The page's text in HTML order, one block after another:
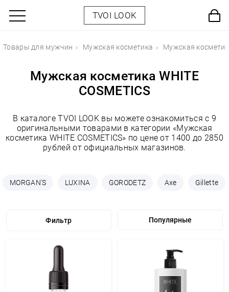
TVOI LOOK
Товары для мужчин Мужская косметика Мужская
Мужская косметика WHITE
COSMETICS
В каталоге TVOI LOOK вы можете ознакомиться с 9
оригинальными товарами в категории «Мужская
косметика WHITE COSMETICS» по цене от 1400 до 2850
рублей от официальных магазинов.
MORGAN'S LUXINA GORODETZ Axe Gillette
Фильтр